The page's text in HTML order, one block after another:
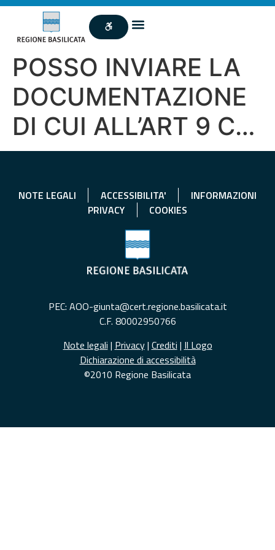
POSSO INVIARE LA
DOCUMENTAZIONE
DI CUI ALL’ART 9 C…
NOTE LEGALI ACCESSIBILITA'
INFORMAZIONI
PRIVACY
COOKIES
PEC: AOO-giunta@cert.regione.basilicata.it
C.F. 80002950766
Note legali | Privacy| Crediti | Il Logo
Dichiarazione di accessibilità
©2010 Regione Basilicata